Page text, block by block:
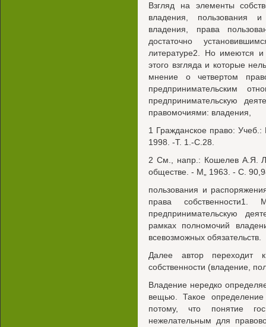
Взгляд на элементы
владения, пользования и
владения, права
достаточно
литературе2. Но имеются и
этого взгляда и которые
мнение о четвертом
предпринимательским
предпринимательскую
правомочиями: владения,
1 Гражданское право:
1998. -Т. 1.-С.28.
2 См., напр.: Кошелев А.Я.
обществе. - М„ 1963. - С.
пользования и
права
предпринимательскую
рамках полномочий
всевозможных обязательств.
Далее автор переходит
собственности (владение,
Владение нередко
вещью. Такое
потому, что понятие
нежелательным для